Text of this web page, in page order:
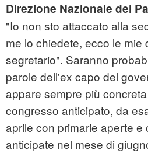
Direzione Nazionale del
"Io non sto attaccato alla
me lo chiedete, ecco le mie
segretario". Saranno
parole dell'ex capo del
appare sempre più
congresso anticipato, da
aprile con primarie aperte e
anticipate nel mese di